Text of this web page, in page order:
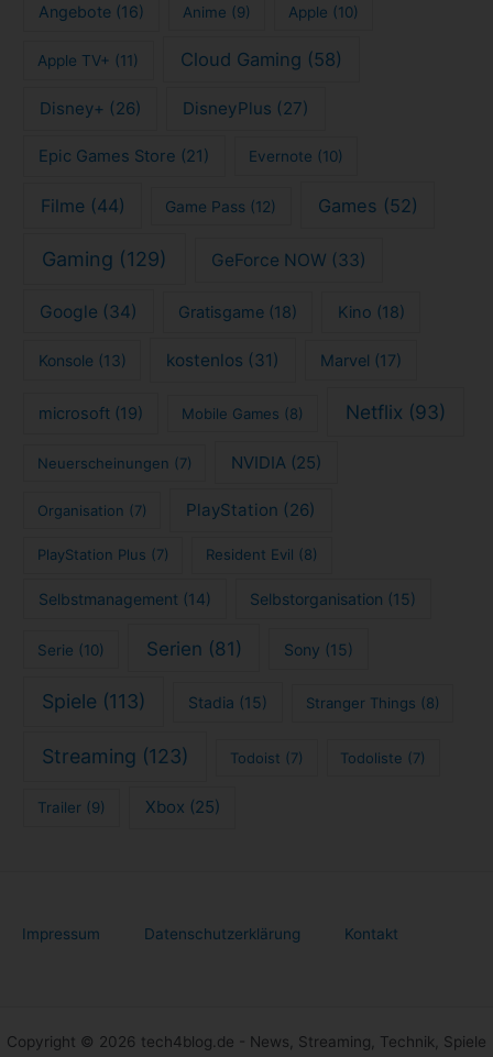
Angebote(16) Anime (9) Apple (10)
Apple TV+ (11) Cloud Gaming (58)
Disney+ (26) DisneyPlus (27)
Epic Games Store (21) Evernote (10)
Filme(44) Game Pass (12) Games (52)
Gaming (129) GeForce NOW (33)
Google (34) Gratisgame (18) Kino (18)
Konsole (13) kostenlos (31) Marvel (17)
microsoft (19) Mobile Games (8) Netflix (93)
Neuerscheinungen (7) NVIDIA (25)
Organisation (7) PlayStation (26)
PlayStation Plus (7) Resident Evil (8)
Selbstmanagement (14) Selbstorganisation (15)
Serie (10) Serien (81) Sony (15)
Spiele (113) Stadia (15) Stranger Things (8)
Streaming (123) Todoist (7) Todoliste (7)
Trailer (9) Xbox (25)
Impressum Datenschutzerklärung Kontakt
Copyright © 2026 tech4blog.de - News, Streaming, Technik, Spiele